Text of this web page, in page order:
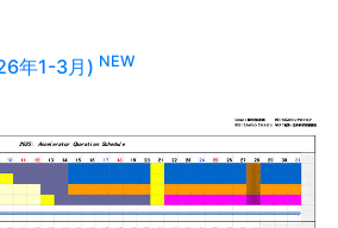
年1-3月) NEW